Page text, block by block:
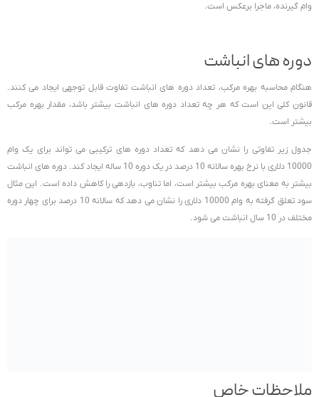
وام گیرنده، ماجرا برعکس است.
دوره های انباشت
هنگام محاسبه بهره مرکب، تعداد دوره های انباشت تفاوت قابل توجهی ایجاد می کنند.
قانون کلی این است که هر چه تعداد دوره های انباشت بیشتر باشد، مقدار بهره مرکب
بیشتر است.
جدول زیر تفاوتی را نشان می دهد که تعداد دوره های ترکیبی می تواند برای یک وام
10000 دلاری با نرخ بهره سالانه 10 درصد در یک دوره 10 ساله ایجاد کند. دوره های انباشت
بیشتر به معنای بهره مرکب بیشتر است، اما تناوب، بازدهی را کاهش داده است. این مثال
سود تعلق گرفته به وام 10000 دلاری را نشان می دهد که سالانه 10 درصد برای چهار دوره
مختلف در 10 سال انباشت می شود.
ملاحظات خاص